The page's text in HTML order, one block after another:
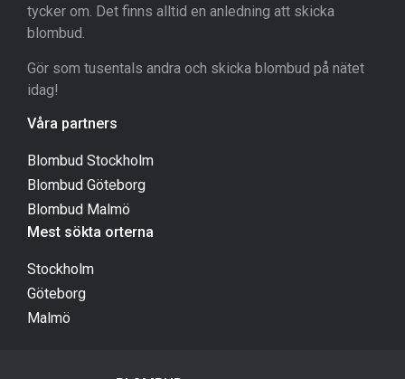
tycker om. Det finns alltid en anledning att skicka
blombud.
Gör som tusentals andra och skicka blombud på nätet
idag!
Våra partners
Blombud Stockholm
Blombud Göteborg
Blombud Malmö
Mest sökta orterna
Stockholm
Göteborg
Malmö